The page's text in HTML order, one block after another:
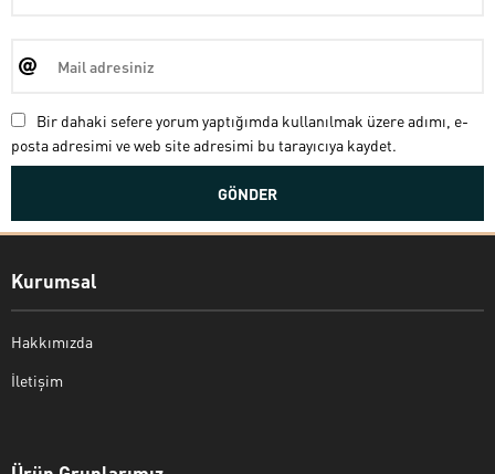
Bir dahaki sefere yorum yaptığımda kullanılmak üzere adımı, e-
posta adresimi ve web site adresimi bu tarayıcıya kaydet.
Kurumsal
Hakkımızda
İletişim